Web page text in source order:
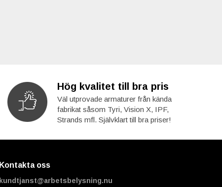
Hög kvalitet till bra pris
Väl utprovade armaturer från kända
fabrikat såsom Tyri, Vision X, IPF,
Strands mfl. Självklart till bra priser!
Kontakta oss
kundtjanst@arbetsbelysning.nu